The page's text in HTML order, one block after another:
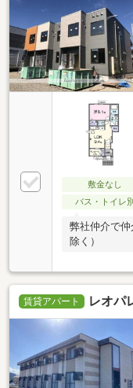
敷金なし
バス・トイレ別
弊社仲介で
除く）
賃貸アパート レオパ